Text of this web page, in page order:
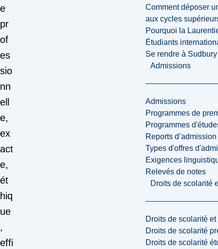
Comment déposer
aux cycles
Pourquoi la
Étudiants
Se rendre à Sudbury
Admissions
Admissions
Programmes de
Programmes
Reports d’admission
Types d'offres
Exigences
Relevés de notes
Droits de scolarité
Droits de scolarité
Droits de scolarité
Droits de scolarité
e
pr
of
es
sio
nn
ell
e,
ex
act
e,
ét
hiq
ue
,
effi